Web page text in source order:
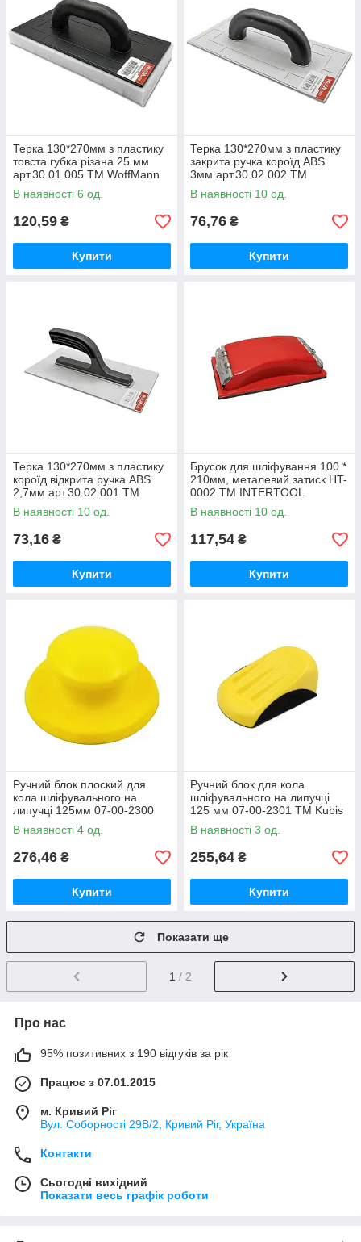
Терка 130*270мм з пластику
товста губка різана 25 мм
арт.30.01.005 ТМ WoffMann
В наявності 6 од.
120,59 ₴
Купити
Терка 130*270мм з пластику
закрита ручка короїд ABS
3мм арт.30.02.002 ТМ
WoffMann
В наявності 10 од.
76,76 ₴
Купити
Терка 130*270мм з пластику
короїд відкрита ручка ABS
2,7мм арт.30.02.001 ТМ
WoffMann
В наявності 10 од.
73,16 ₴
Купити
Брусок для шліфування 100 *
210мм, металевий затиск HT-
0002 ТМ INTERTOOL
В наявності 10 од.
117,54 ₴
Купити
Ручний блок плоский для
кола шліфувального на
липучці 125мм 07-00-2300
ТМ Kubis
В наявності 4 од.
276,46 ₴
Купити
Ручний блок для кола
шліфувального на липучці
125 мм 07-00-2301 ТМ Kubis
В наявності 3 од.
255,64 ₴
Купити
Показати ще
1 / 2
Про нас
95% позитивних з 190 відгуків за рік
Працює з 07.01.2015
м. Кривий Ріг
Вул. Соборності 29В/2, Кривий Ріг, Україна
Контакти
Сьогодні вихідний
Показати весь графік роботи